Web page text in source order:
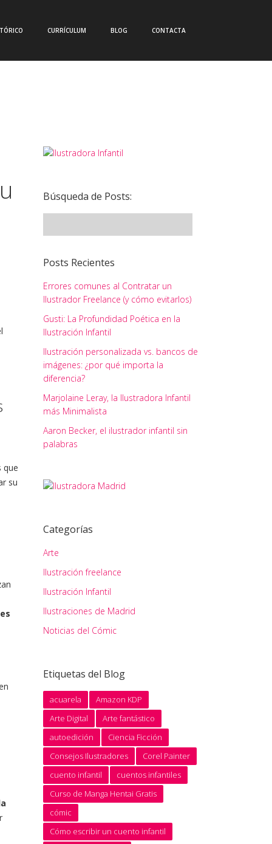
CURRÍCULUM BLOG CONTACTA
que
su
Búsqueda de Posts:
Posts Recientes
Errores comunes al Contratar un
Ilustrador Freelance (y cómo evitarlos)
Gusti: La Profundidad Poética en la
Ilustración Infantil
Ilustración personalizada vs. bancos de
imágenes: ¿por qué importa la
diferencia?
Marjolaine Leray, la Ilustradora Infantil
más Minimalista
Aaron Becker, el ilustrador infantil sin
palabras
Categorías
Arte
Ilustración freelance
Ilustración Infantil
Ilustraciones de Madrid
Noticias del Cómic
Etiquetas del Blog
acuarela
Amazon KDP
Arte Digital
Arte fantástico
autoedición
Ciencia Ficción
Consejos Ilustradores
Corel Painter
cuento infantil
cuentos infantiles
Curso de Manga Hentai Gratis
cómic
Cómo escribir un cuento infantil